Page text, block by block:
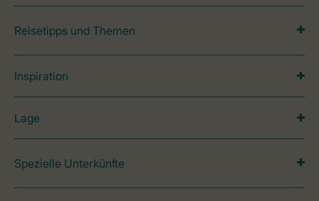
Reisetipps und Themen
Inspiration
Lage
Spezielle Unterkünfte